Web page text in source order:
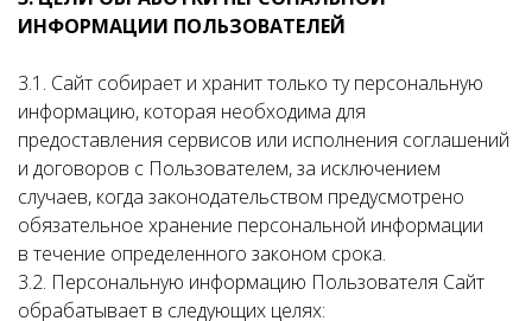
ИНФОРМАЦИИ ПОЛЬЗОВАТЕЛЕЙ
3.1. Сайт собирает и хранит только ту персональную
информацию, которая необходима для
предоставления сервисов или исполнения соглашений
и договоров с Пользователем, за исключением
случаев, когда законодательством предусмотрено
обязательное хранение персональной информации
в течение определенного законом срока.
3.2. Персональную информацию Пользователя Сайт
обрабатывает в следующих целях: